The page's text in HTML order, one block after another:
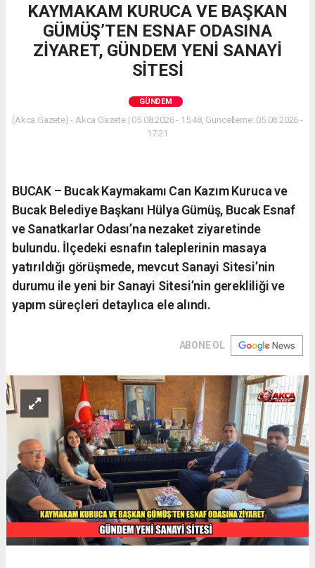
KAYMAKAM KURUCA VE BAŞKAN
GÜMÜŞ’TEN ESNAF ODASINA
ZİYARET, GÜNDEM YENİ SANAYİ
SİTESİ
GÜNDEM
(Akca Gazete) - Akca Gazete | 05.08.2026 - 15:48, Güncelleme: 05.08.2026 -
17:21
BUCAK – Bucak Kaymakamı Can Kazım Kuruca ve
Bucak Belediye Başkanı Hülya Gümüş, Bucak Esnaf
ve Sanatkarlar Odası’na nezaket ziyaretinde
bulundu. İlçedeki esnafın taleplerinin masaya
yatırıldığı görüşmede, mevcut Sanayi Sitesi’nin
durumu ile yeni bir Sanayi Sitesi’nin gerekliliği ve
yapım süreçleri detaylıca ele alındı.
ABONE OL